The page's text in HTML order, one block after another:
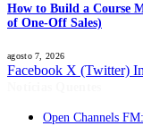
How to Build a Course
of One-Off Sales)
agosto 7, 2026
Facebook X (Twitter)
Open Channels